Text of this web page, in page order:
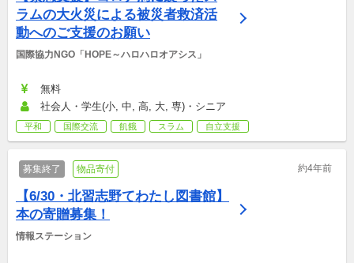
ラムの大火災による被災者救済活
動へのご支援のお願い
国際協力NGO「HOPE～ハロハロオアシス」
無料
社会人・学生(小, 中, 高, 大, 専)・シニア
平和 国際交流 飢餓 スラム 自立支援
募集終了 物品寄付 約4年前
【6/30・北習志野てわたし図書館】
本の寄贈募集！
情報ステーション